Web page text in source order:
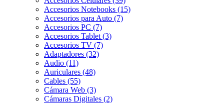
Accesorios Notebooks (15)
Accesorios para Auto (7)
Accesorios PC (7)
Accesorios Tablet (3)
Accesorios TV (7)
Adaptadores (32)
Audio (11)
Auriculares (48)
Cables (55)
Cámara Web (3)
Cámaras Digitales (2)